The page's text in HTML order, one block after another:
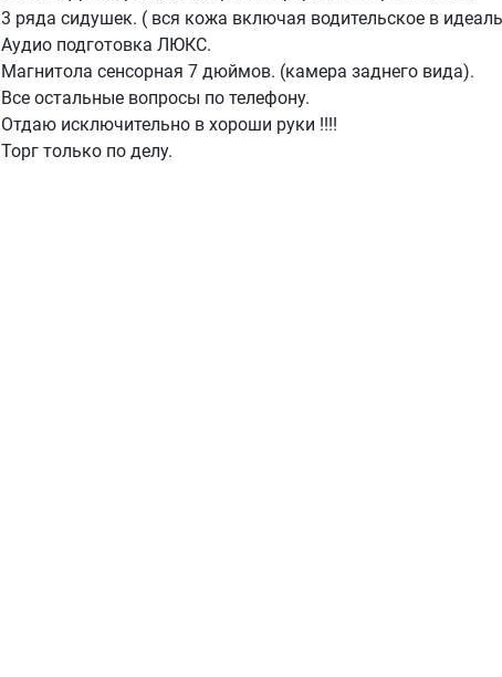
3 ряда сидушек. ( вся кожа включая водительское в
Аудио подготовка ЛЮКС.
Магнитола сенсорная 7 дюймов. (камера заднего вида).
Все остальные вопросы по телефону.
Отдаю исключительно в хороши руки !!!!
Торг только по делу.